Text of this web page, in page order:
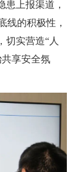
患上报渠道，
线的积极性，
切实营造“人
享安全氛